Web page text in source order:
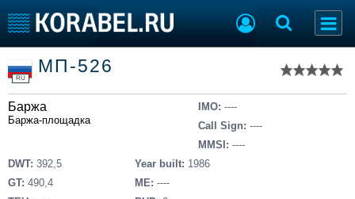
Тип судна
Добавить судно
Добавить проект
Последние 100
Пульс
Новости
Торговая площадка
Доска объявлений
Продажа флота
RU
МП-526
Баржа
Баржа-площадка
IMO: ----
Call Sign: ----
MMSI: ----
DWT: 392,5
GT: 490,4
Year built: 1986
ME: ----